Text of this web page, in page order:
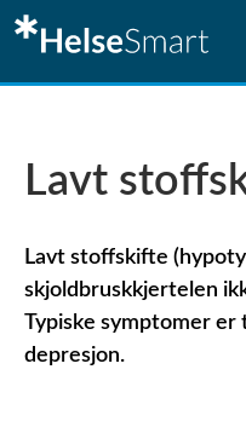
Lavt
Lavt stoffskifte
skjoldbruskkjertelen
Typiske symptomer
depresjon.